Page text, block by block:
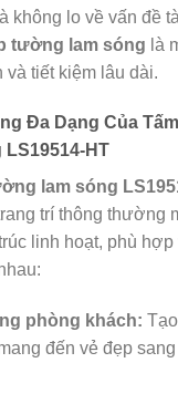
không lo về vấn đề
tường lam sóng là
và tiết kiệm lâu dài.
Đa Dạng Của
LS19514-HT
lam sóng
trí thông thường
linh hoạt, phù
phòng khách:
đến vẻ đẹp